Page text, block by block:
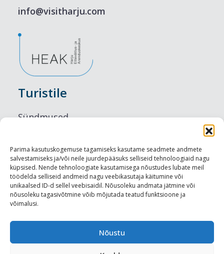
Parima kasutuskogemuse tagamiseks kasutame seadmete andmete
salvestamiseks ja/või neile juurdepääsuks selliseid tehnoloogiaid nagu
küpsised. Nende tehnoloogiate kasutamisega nõustudes lubate meil
töödelda selliseid andmeid nagu veebikasutaja käitumine või
unikaalsed ID-d sellel veebisaidil. Nõusoleku andmata jätmine või
nõusoleku tagasivõtmine võib mõjutada teatud funktsioone ja
võimalusi.
Nõustu
info@visitharju.com
Turistile
Sündmused
Maitseelamused
Vaatamisväärsused
Visit Tallinn
Turismiprofessionaalile